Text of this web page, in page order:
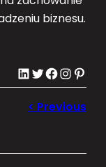
biznesu.
LinkedIn Twitter Facebook Instagram Pinterest